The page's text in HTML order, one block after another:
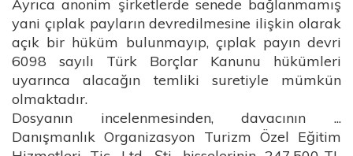
Ayrıca anonim şirketlerde senede bağlanmamış
yani çıplak payların devredilmesine ilişkin olarak
açık bir hüküm bulunmayıp, çıplak payın devri
6098 sayılı Türk Borçlar Kanunu hükümleri
uyarınca alacağın temliki suretiyle mümkün
olmaktadır.
Dosyanın incelenmesinden, davacının ...
Danışmanlık Organizasyon Turizm Özel Eğitim